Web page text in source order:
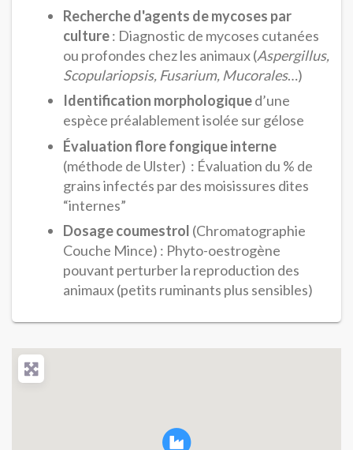
Recherche d'agents de mycoses par
culture: Diagnostic de mycoses cutanées
ou profondes chez les animaux (Aspergillus,
Scopulariopsis, Fusarium, Mucorales…)
Identification morphologiqued’une
espèce préalablement isolée sur gélose
Évaluation flore fongique interne
(méthode de Ulster) : Évaluation du % de
grains infectés par des moisissures dites
“internes”
Dosage coumestrol (Chromatographie
Couche Mince) : Phyto-oestrogène
pouvant perturber la reproduction des
animaux (petits ruminants plus sensibles)